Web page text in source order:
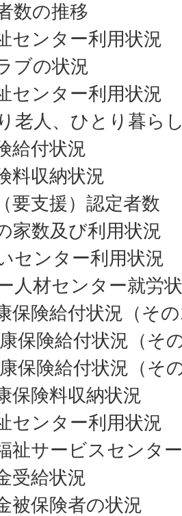
数の推移
センター利用状況
ブの状況
センター利用状況
老人、ひとり暮ら
給付状況
料収納状況
要支援）認定者数
家数及び利用状況
センター利用状況
人材センター就労
保険給付状況（そ
保険給付状況（そ
保険給付状況（そ
保険料収納状況
センター利用状況
祉サービスセンタ
受給状況
被保険者の状況